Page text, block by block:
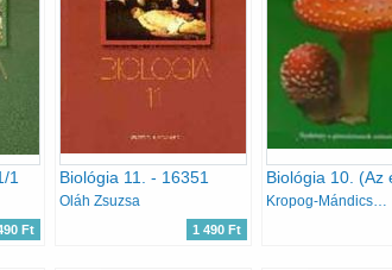
1
Ft
Biológia 11. - 16351
Oláh Zsuzsa
1 490 Ft
Kropog-Mándics-Molnár